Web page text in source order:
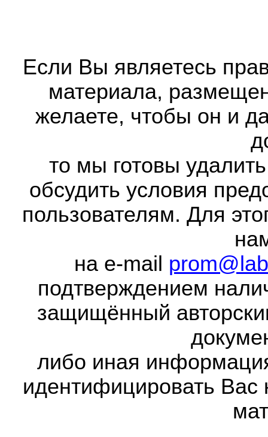
Если Вы являетесь
материала,
желаете, чтобы он и
то мы готовы
обсудить условия
пользователям. Для
на e-mail
подтверждением
защищённый
либо иная
идентифицировать Вас